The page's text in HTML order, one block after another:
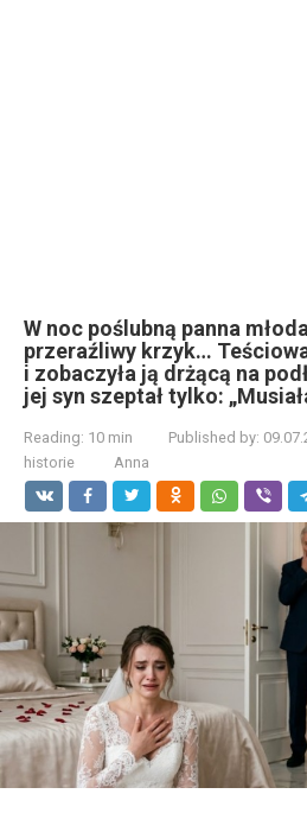
W noc poślubną panna
przeraźliwy krzyk…
i zobaczyła ją drżącą na
jej syn szeptał tylko:
Reading: 10 min Published by:
historie
Anna